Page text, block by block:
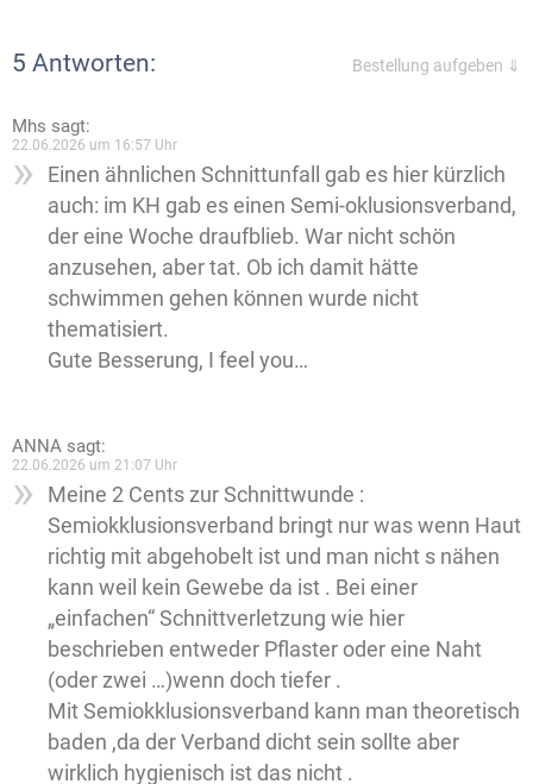
5 Antworten: Bestellung aufgeben ⇓
Mhs sagt:
22.06.2026 um 16:57 Uhr
Einen ähnlichen Schnittunfall gab es hier kürzlich
auch: im KH gab es einen Semi-oklusionsverband,
der eine Woche draufblieb. War nicht schön
anzusehen, aber tat. Ob ich damit hätte
schwimmen gehen können wurde nicht
thematisiert.
Gute Besserung, I feel you…
ANNA sagt:
22.06.2026 um 21:07 Uhr
Meine 2 Cents zur Schnittwunde :
Semiokklusionsverband bringt nur was wenn Haut
richtig mit abgehobelt ist und man nicht s nähen
kann weil kein Gewebe da ist . Bei einer
„einfachen“ Schnittverletzung wie hier
beschrieben entweder Pflaster oder eine Naht
(oder zwei …)wenn doch tiefer .
Mit Semiokklusionsverband kann man theoretisch
baden ,da der Verband dicht sein sollte aber
wirklich hygienisch ist das nicht .